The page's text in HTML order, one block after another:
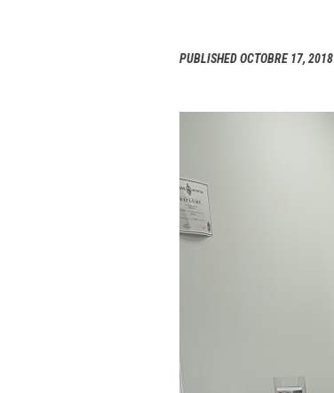
PUBLISHEDOCTOBRE 17, 2018